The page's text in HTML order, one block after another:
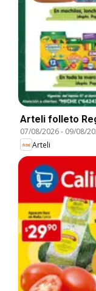
Arteli folleto
07/08/2026- 09/08/
Arteli